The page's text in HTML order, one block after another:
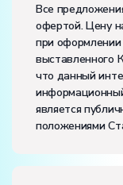
Все
офертой. Цену
при оформлении
выставленного
что данный
является
положениями